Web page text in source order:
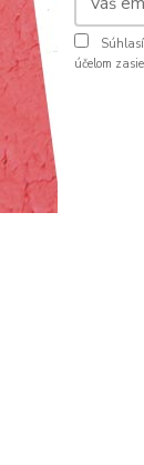
účelom